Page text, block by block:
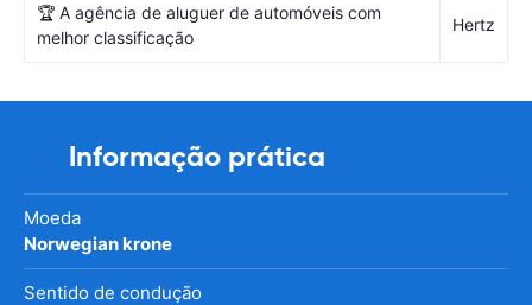
🏆 A agência de aluguer de automóveis com
melhor classificação
Hertz
Informação prática
Moeda
Norwegian krone
Sentido de condução